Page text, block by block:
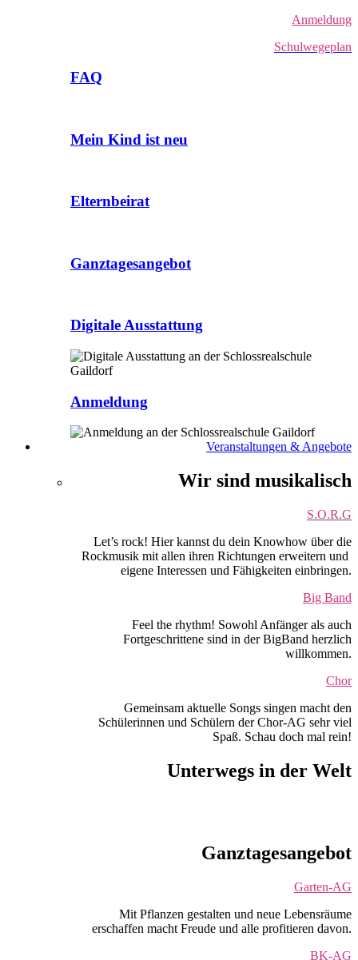
Anmeldung
Schulwegeplan
FAQ
Mein Kind ist neu
Elternbeirat
Ganztagesangebot
Digitale Ausstattung
Anmeldung
Veranstaltungen & Angebote
Wir sind musikalisch
S.O.R.G
Let’s rock! Hier kannst du dein Knowhow über die
Rockmusik mit allen ihren Richtungen erweitern und
eigene Interessen und Fähigkeiten einbringen.
Big Band
Feel the rhythm! Sowohl Anfänger als auch
Fortgeschrittene sind in der BigBand herzlich
willkommen.
Chor
Gemeinsam aktuelle Songs singen macht den
Schülerinnen und Schülern der Chor-AG sehr viel
Spaß. Schau doch mal rein!
Unterwegs in der Welt
Ganztagesangebot
Garten-AG
Mit Pflanzen gestalten und neue Lebensräume
erschaffen macht Freude und alle profitieren davon.
BK-AG